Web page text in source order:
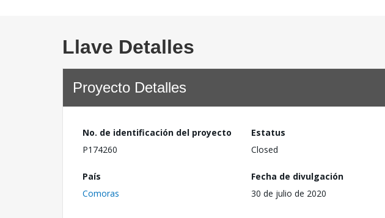
Llave Detalles
Proyecto Detalles
No. de identificación del proyecto
P174260
Estatus
Closed
País
Comoras
Fecha de divulgación
30 de julio de 2020